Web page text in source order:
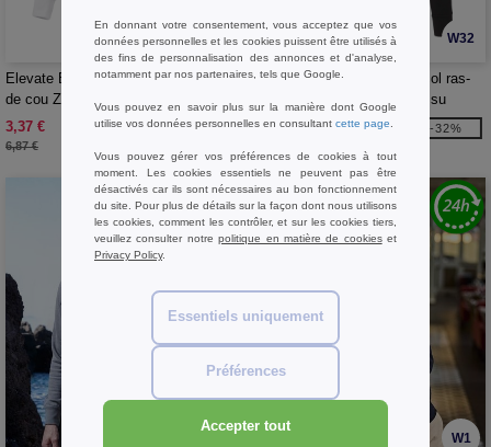
W32
Elevate Essentials 38232 - Pull ras
de cou Zenon pour femme
3,37 €
6,87 €
-51%
W32
Elevate Life 38238 - Pull à col ras-
du-cou Yukon unisexe en tissu
interlock pour le sport
32,22 € -32%
W1
En donnant votre consentement, vous acceptez que vos
données personnelles et les cookies puissent être utilisés à
des fins de personnalisation des annonces et d'analyse,
notamment par nos partenaires, tels que Google.
Vous pouvez en savoir plus sur la manière dont Google
utilise vos données personnelles en consultant cette page
Vous pouvez gérer vos préférences de cookies à tout
moment. Les cookies essentiels ne peuvent pas être
désactivés car ils sont nécessaires au bon fonctionnement
du site. Pour plus de détails sur la façon dont nous utilisons
les cookies, comment les contrôler, et sur les cookies tiers,
veuillez consulter notrepolitique en matière de cookieset
Privacy Policy.
Essentiels uniquement
Préférences
Accepter tout